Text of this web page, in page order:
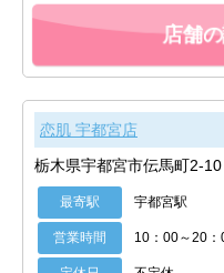
店舗
恋肌 宇都宮店
栃木県宇都宮市伝馬町2-
最寄駅 宇都宮駅
営業時間 10：00～20：